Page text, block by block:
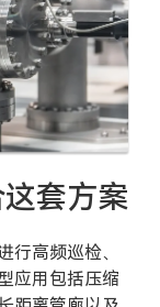
套方案
行高频巡检、
应用包括压缩